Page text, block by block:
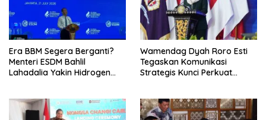
Era BBM Segera Berganti?
Menteri ESDM Bahlil
Lahadalia Yakin Hidrogen
Wamendag Dyah Roro Esti
Tegaskan Komunikasi
Strategis Kunci Perkuat